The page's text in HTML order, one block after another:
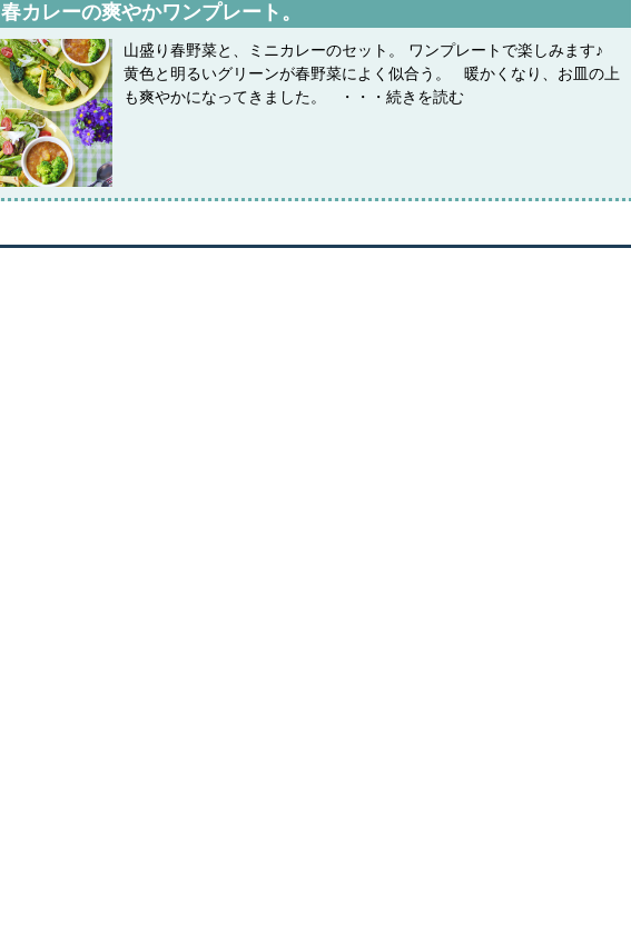
春カレーの爽やかワンプレート。
山盛り春野菜と、ミニカレーのセット。 ワンプレートで楽しみます♪
黄色と明るいグリーンが春野菜によく似合う。 暖かくなり、お皿の上
も爽やかになってきました。 ・・・続きを読む